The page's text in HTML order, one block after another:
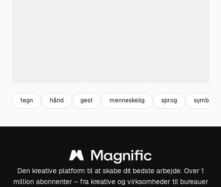
tegn hånd gest menneskelig sprog symbol
Den kreative platform til at skabe dit bedste arbejde. Over 1
million abonnenter – fra kreative og virksomheder til bureauer